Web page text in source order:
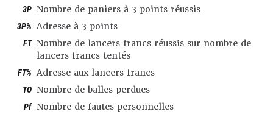
3P Nombre de paniers à 3 points réussis
3P% Adresse à 3 points
FT Nombre de lancers francs réussis sur nombre de
lancers francs tentés
FT% Adresse aux lancers francs
TO Nombre de balles perdues
Pf Nombre de fautes personnelles